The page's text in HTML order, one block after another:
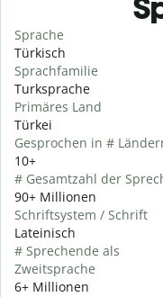
Sprache
Türkisch
Sprachfamilie
Turksprache
Primäres Land
Türkei
Gesprochen in #
10+
# Gesamtzahl der
90+ Millionen
Schriftsystem / Schrift
Lateinisch
# Sprechende als
Zweitsprache
6+ Millionen